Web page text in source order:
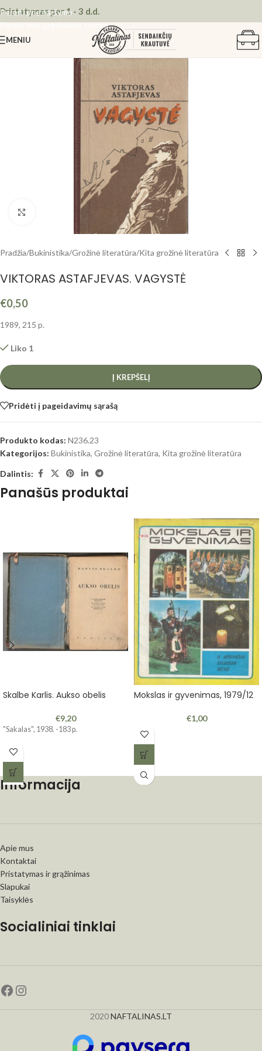
Pereiti prie naršymo
Pereiti prie pagrindinio turinio
Pristatymas per 1 - 3 d.d.
MENIU
Spustelėkite, kad padidintumėte
Pradžia/Bukinistika/Grožinė literatūra/Kita grožinė literatūra
VIKTORAS ASTAFJEVAS. VAGYSTĖ
€0,50
1989, 215 p.
Liko 1
Į KREPŠELĮ
Pridėti į pageidavimų sąrašą
Produkto kodas: N236.23
Kategorijos: Bukinistika, Grožinė literatūra, Kita grožinė literatūra
Dalintis:
Panašūs produktai
Skalbe Karlis. Aukso obelis
€9,20
"Sakalas", 1938. -183 p.
Mokslas ir gyvenimas, 1979/12
€1,00
Informacija
Apie mus
Kontaktai
Pristatymas ir grąžinimas
Slapukai
Taisyklės
Socialiniai tinklai
2020NAFTALINAS.LT